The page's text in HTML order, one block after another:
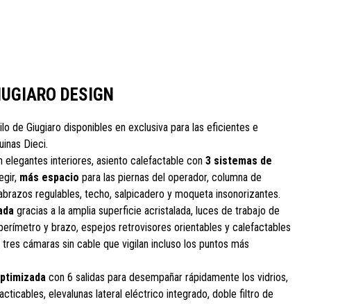
DESIGN
de Giugiaro disponibles en exclusiva para las eficientes e
Dieci.
elegantes interiores, asiento calefactable con 3 sistemas de
más espacio para las piernas del operador, columna de
regulables, techo, salpicadero y moqueta insonorizantes.
gracias a la amplia superficie acristalada, luces de trabajo de
y brazo, espejos retrovisores orientables y calefactables
cámaras sin cable que vigilan incluso los puntos más
con 6 salidas para desempañar rápidamente los vidrios,
elevalunas lateral eléctrico integrado, doble filtro de